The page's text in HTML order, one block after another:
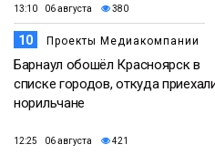
13:10 06 августа 380
10 Проекты Медиакомпании
Барнаул обошёл Красноярск в
списке городов, откуда
норильчане
12:25 06 августа 421